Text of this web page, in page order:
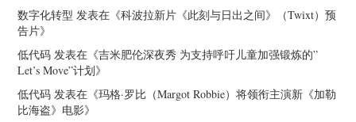
数字化转型 发表在《科波拉新片《此刻与日出之间》（Twixt）预
告片》
低代码 发表在《吉米肥伦深夜秀 为支持呼吁儿童加强锻炼的”
Let’s Move”计划》
低代码 发表在《玛格·罗比（Margot Robbie）将领衔主演新《加勒
比海盗》电影》